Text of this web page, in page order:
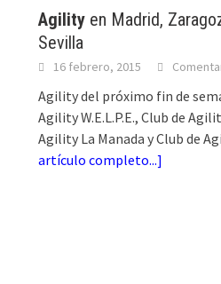
Agility en Madrid,
Sevilla
16 febrero, 2015
Agility del próximo fin de
Agility W.E.L.P.E., Club de
Agility La Manada y Club de
artículo completo...]